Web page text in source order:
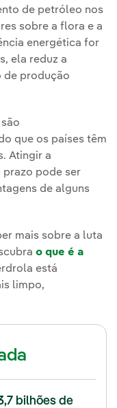
de petróleo nos
sobre a flora e a
energética for
ela reduz a
de produção
que os países têm
Atingir a
pode ser
de alguns
mais sobre a luta
o que é a
está
limpo,
bilhões de